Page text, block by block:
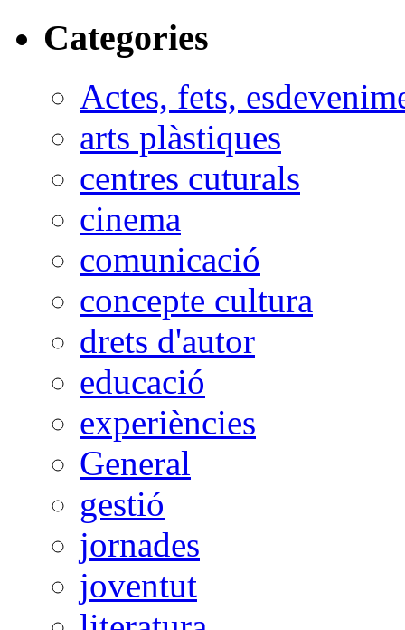
Categories
Actes, fets,
arts plàstiques
centres cuturals
cinema
comunicació
concepte cultura
drets d'autor
educació
experiències
General
gestió
jornades
joventut